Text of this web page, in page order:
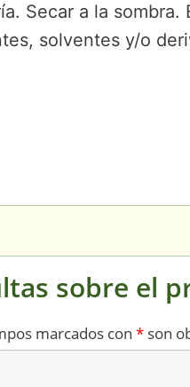
Secar a la
solventes y/o
sobre el
marcados con *son